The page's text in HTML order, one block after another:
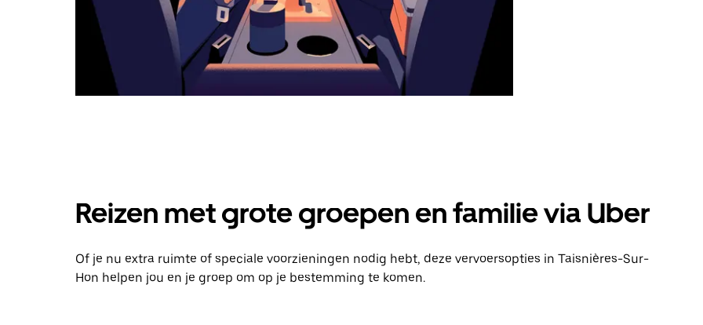
Reizen met grote groepen en familie via Uber
Of je nu extra ruimte of speciale voorzieningen nodig hebt, deze vervoersopties in Taisnières-Sur-
Hon helpen jou en je groep om op je bestemming te komen.